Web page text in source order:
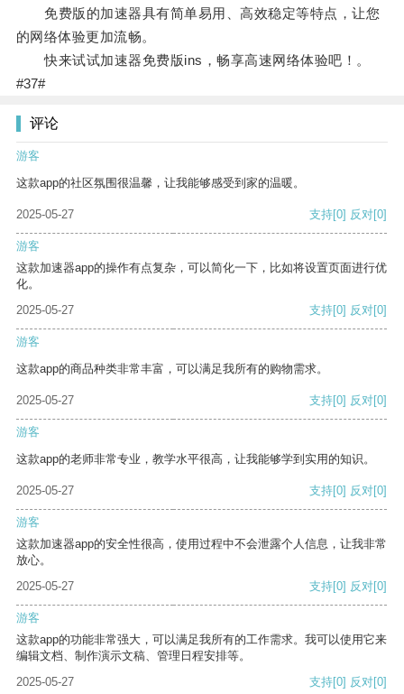
免费版的加速器具有简单易用、高效稳定等特点，让您
的网络体验更加流畅。
快来试试加速器免费版ins，畅享高速网络体验吧！。
#37#
评论
游客
这款app的社区氛围很温馨，让我能够感受到家的温暖。
2025-05-27 支持[0] 反对[0]
游客
这款加速器app的操作有点复杂，可以简化一下，比如将设置页面进行优
化。
2025-05-27
支持[0] 反对[0]
游客
这款app的商品种类非常丰富，可以满足我所有的购物需求。
2025-05-27 支持[0] 反对[0]
游客
这款app的老师非常专业，教学水平很高，让我能够学到实用的知识。
2025-05-27 支持[0] 反对[0]
游客
这款加速器app的安全性很高，使用过程中不会泄露个人信息，让我非常
放心。
2025-05-27
支持[0] 反对[0]
游客
这款app的功能非常强大，可以满足我所有的工作需求。我可以使用它来
编辑文档、制作演示文稿、管理日程安排等。
2025-05-27
支持[0] 反对[0]